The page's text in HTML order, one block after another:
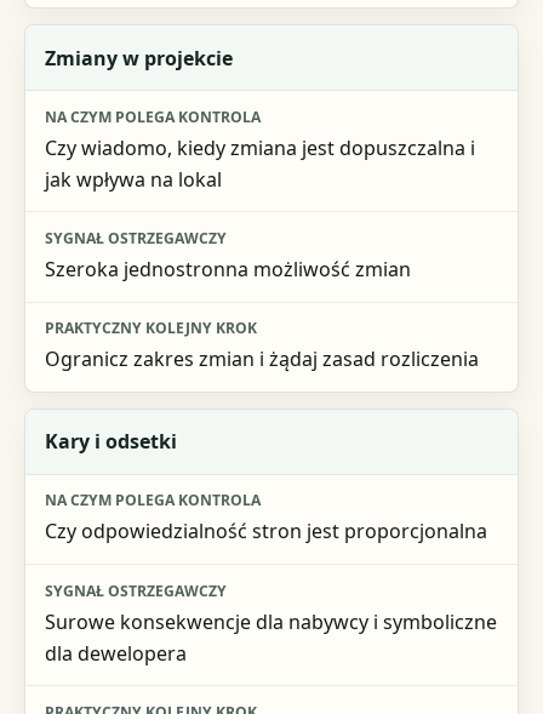
Zmiany w projekcie
Czy wiadomo, kiedy zmiana jest dopuszczalna i
jak wpływa na lokal
Szeroka jednostronna możliwość zmian
Ogranicz zakres zmian i żądaj zasad rozliczenia
Kary i odsetki
Czy odpowiedzialność stron jest proporcjonalna
Surowe konsekwencje dla nabywcy i symboliczne
dla dewelopera